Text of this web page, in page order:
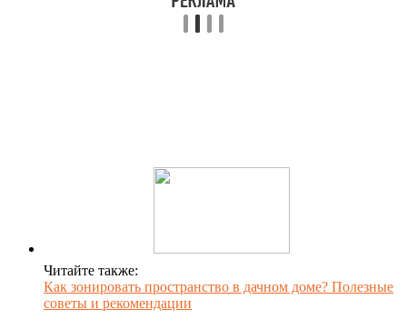
Читайте также:
Как зонировать пространство в дачном доме? Полезные
советы и рекомендации